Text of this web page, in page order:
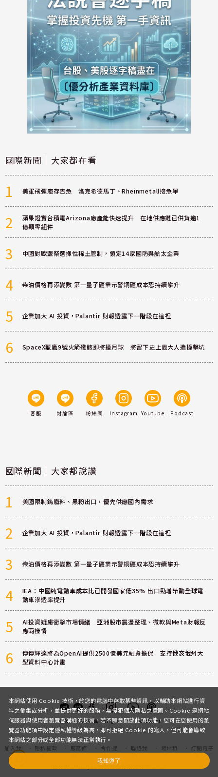
國際新聞｜大家都在看
1 美軍飛彈庫存告急 洛克希德馬丁、Rheinmetall接急單
2
蘋果證實台積電Arizona廠產能快速提升 在地供應鏈已供貨逾1
億顆零組件
3 中國對歐盟祭選擇性稀土管制，鎖定14家國防與航太企業
4 柴油價格再添變數 第一量子礦業示警銅礦成本恐持續攀升
5 企業加大 AI 投資，Palantir 財報透露下一階段在這裡
6 SpaceX獵鷹9號火箭殘骸即將撞月球 將留下史上最大人造撞擊坑
客服 討論區 粉絲團 Instagram Youtube Podcast
國際新聞｜大家都說讚
1 美國限制鎢廢料、黑粉出口，優先供應國內需求
2 企業加大 AI 投資，Palantir 財報透露下一階段在這裡
3 柴油價格再添變數 第一量子礦業示警銅礦成本恐持續攀升
4
IEA：中國純電動車成本比已開發國家低35% 出口勁增帶動全球電
動車滲透率提升
5
AI投資疑慮衝擊市場情緒 亞洲股市震盪整理、微軟與Meta財報反
應兩樣情
6
傳傳輝達將為OpenAI提供2500億美元融資擔保 支持俄亥俄州大
型資料中心計畫
客服 討論區粉絲團InstagramYoutubePodcast
加入我
們
隱私權政
服務條
合作提
聯絡我
場地租
訂閱電子
本網站使用 Cookie 技術，於您的電腦中存取某些資訊，以輔助本網站進行資
料之彙集或分析，並提供更好的服務，無侵犯個人隱私之意圖。Cookie 是網站
伺服器與使用者瀏覽器溝通的技術，若不願意開放此項功能，您可在您使用的瀏
覽器功能項中設定隱私權等級為高，即可拒絕 Cookie 的寫入，但可能會導致
本網站之部分或全部功能無法正常執行。
我知道了